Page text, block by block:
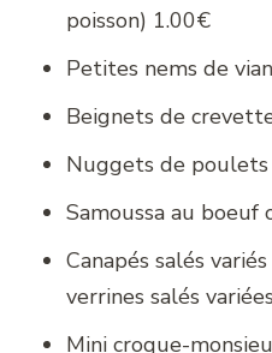
poisson) 1.00€
Petites nems de
Beignets de
Nuggets de
Samoussa au
Canapés salés
verrines salés
Mini croque-